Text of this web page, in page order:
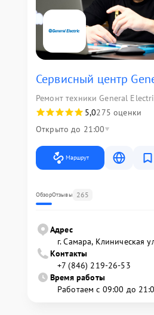
Сервисный центр
Ремонт техники General
5,0275 оценки
Открыто до 21:00
Маршрут
ОбзорОтзывы 265
Адрес
г. Самара, Клиническая
Контакты
+7 (846) 219-26-53
Время работы
Работаем с 09:00 до